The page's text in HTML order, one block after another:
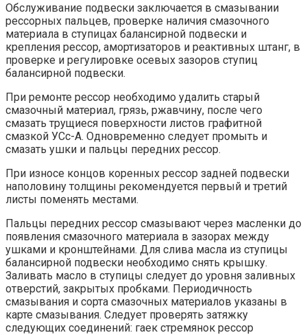
Обслуживание подвески заключается в смазывании
рессорных пальцев, проверке наличия смазочного
материала в ступицах балансирной подвески и
крепления рессор, амортизаторов и реактивных штанг, в
проверке и регулировке осевых зазоров ступиц
балансирной подвески.
При ремонте рессор необходимо удалить старый
смазочный материал, грязь, ржавчину, после чего
смазать трущиеся поверхности листов графитной
смазкой УСс-А. Одновременно следует промыть и
смазать ушки и пальцы передних рессор.
При износе концов коренных рессор задней подвески
наполовину толщины рекомендуется первый и третий
листы поменять местами.
Пальцы передних рессор смазывают через масленки до
появления смазочного материала в зазорах между
ушками и кронштейнами. Для слива масла из ступицы
балансирной подвески необходимо снять крышку.
Заливать масло в ступицы следует до уровня заливных
отверстий, закрытых пробками. Периодичность
смазывания и сорта смазочных материалов указаны в
карте смазывания. Следует проверять затяжку
следующих соединений: гаек стремянок рессор